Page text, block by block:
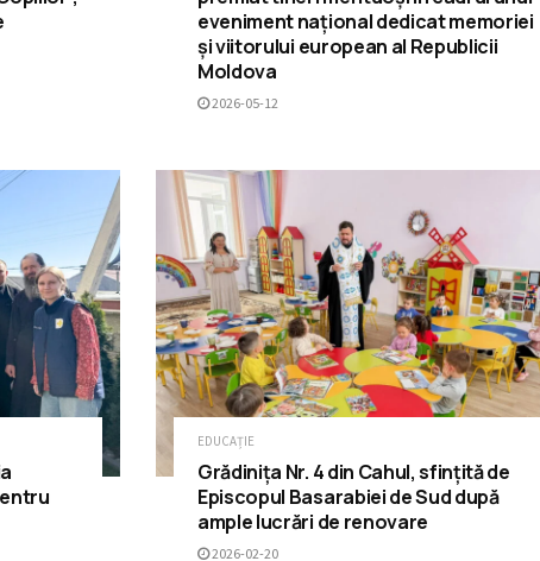
eveniment național dedicat memoriei
și viitorului european al Republicii
Moldova
2026-05-12
EDUCAȚIE
Grădinița Nr. 4 din Cahul, sfințită de
Episcopul Basarabiei de Sud după
ample lucrări de renovare
2026-02-20